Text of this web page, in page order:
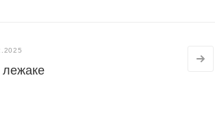
лежаке